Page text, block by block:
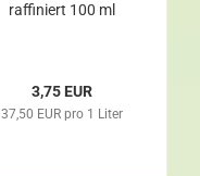
raffiniert 100 ml
3,75 EUR
37,50 EUR pro 1 Liter